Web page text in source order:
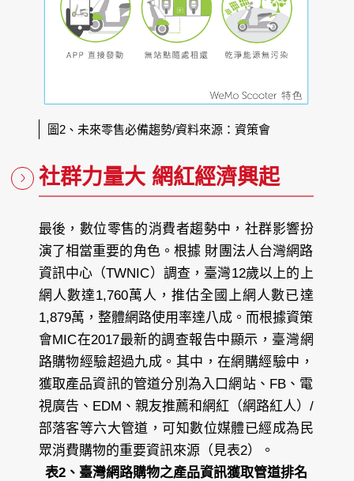
圖2、未來零售必備趨勢/資料來源：資策會
社群力量大 網紅經濟興起
最後，數位零售的消費者趨勢中，社群影響扮
演了相當重要的角色。根據 財團法人台灣網路
資訊中心（TWNIC）調查，臺灣12歲以上的上
網人數達1,760萬人，推估全國上網人數已達
1,879萬，整體網路使用率達八成。而根據資策
會MIC在2017最新的調查報告中顯示，臺灣網
路購物經驗超過九成。其中，在網購經驗中，
獲取產品資訊的管道分別為入口網站、FB、電
視廣告、EDM、親友推薦和網紅（網路紅人）/
部落客等六大管道，可知數位媒體已經成為民
眾消費購物的重要資訊來源（見表2）。
表2、臺灣網路購物之產品資訊獲取管道排名